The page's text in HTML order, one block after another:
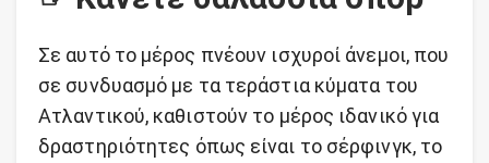
Σε αυτό το μέρος πνέουν ισχυροί άνεμοι, που
σε συνδυασμό με τα τεράστια κύματα του
Ατλαντικού, καθιστούν το μέρος ιδανικό για
δραστηριότητες όπως είναι το σέρφινγκ, το